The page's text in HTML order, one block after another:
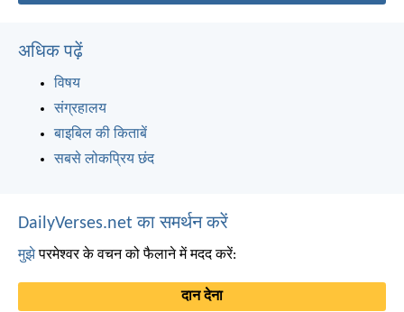
अधिक पढ़ें
विषय
संग्रहालय
बाइबिल की किताबें
सबसे लोकप्रिय छंद
DailyVerses.net का समर्थन करें
मुझेपरमेश्वर के वचन को फैलाने में मदद करें:
दान देना